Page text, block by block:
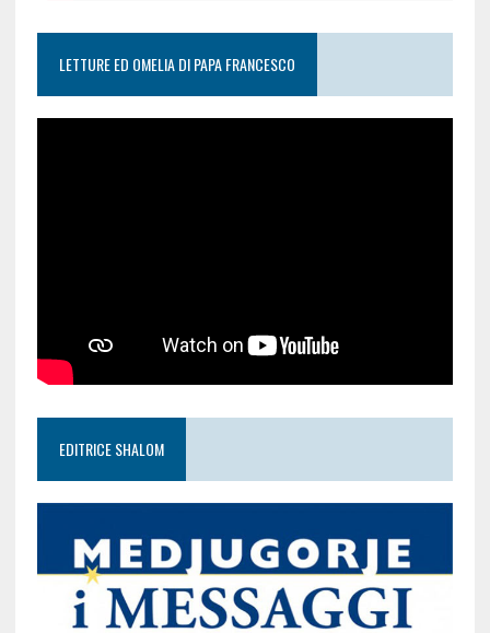
LETTURE ED OMELIA DI PAPA FRANCESCO
EDITRICE SHALOM